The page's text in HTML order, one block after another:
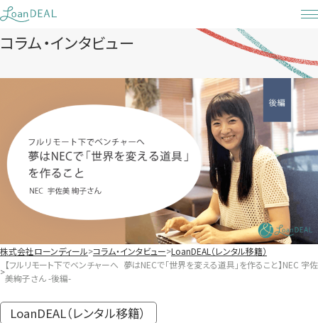
Skip
to
content
コラム・インタビュー
株式会社ローンディール コラム・インタビュー LoanDEAL（レンタル移籍）
【フルリモート下でベンチャーへ 夢はNECで「世界を変える道具」を作ること】NEC 宇佐
美絢子さん -後編-
LoanDEAL（レンタル移籍）